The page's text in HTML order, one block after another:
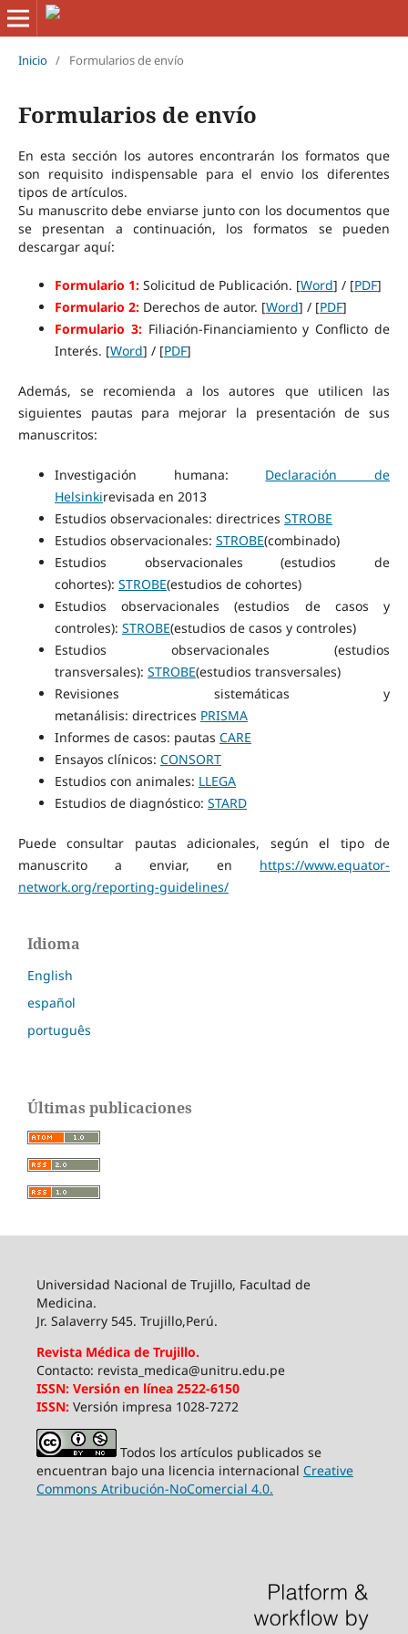
Inicio / Formularios de envío
Formularios de envío
En esta sección los autores encontrarán los formatos que
son requisito indispensable para el envio los diferentes
tipos de artículos.
Su manuscrito debe enviarse junto con los documentos que
se presentan a continuación, los formatos se pueden
descargar aquí:
Formulario 1:Solicitud de Publicación. [Word] / [PDF]
Formulario 2:Derechos de autor. [Word] / [PDF]
Formulario 3:Filiación-Financiamiento y Conflicto de
Interés. [Word] / [PDF]
Además, se recomienda a los autores que utilicen las
siguientes pautas para mejorar la presentación de sus
manuscritos:
Investigación humana: Declaración de
Helsinkirevisada en 2013
Estudios observacionales: directrices STROBE
Estudios observacionales: STROBE(combinado)
Estudios observacionales (estudios de
cohortes): STROBE(estudios de cohortes)
Estudios observacionales (estudios de casos y
controles): STROBE(estudios de casos y controles)
Estudios observacionales (estudios
transversales): STROBE(estudios transversales)
Revisiones sistemáticas y
metanálisis: directrices PRISMA
Informes de casos: pautas CARE
Ensayos clínicos: CONSORT
Estudios con animales: LLEGA
Estudios de diagnóstico: STARD
Puede consultar pautas adicionales, según el tipo de
manuscrito a enviar, en https://www.equator-
network.org/reporting-guidelines/
Idioma
English
español
português
Últimas publicaciones
Universidad Nacional de Trujillo, Facultad de
Medicina.
Jr. Salaverry 545. Trujillo,Perú.
Revista Médica de Trujillo.
Contacto: revista_medica@unitru.edu.pe
ISSN: Versión en línea 2522-6150
ISSN: Versión impresa 1028-7272
Todos los artículos publicados se
encuentran bajo una licencia internacional Creative
Commons Atribución-NoComercial 4.0.